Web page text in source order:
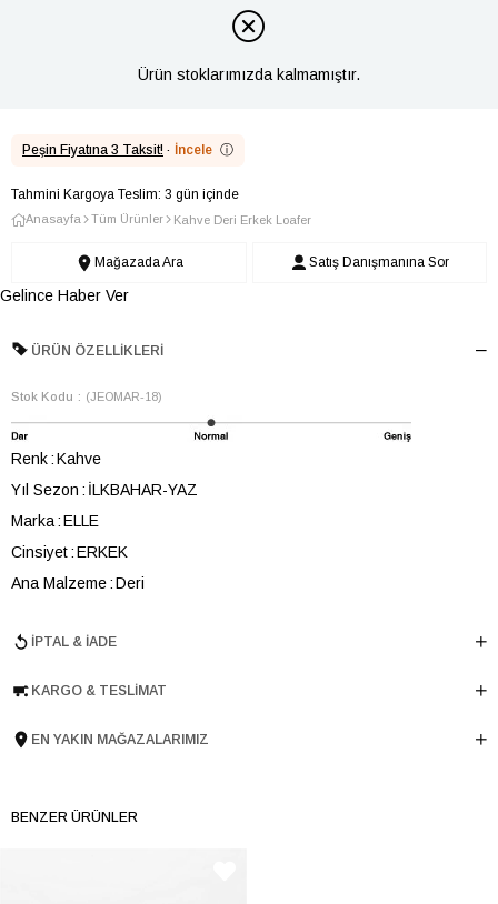
Ürün stoklarımızda kalmamıştır.
Peşin Fiyatına 3 Taksit! · İncele ⓘ
Tahmini Kargoya Teslim: 3 gün içinde
Anasayfa Tüm Ürünler Kahve Deri Erkek Loafer
Mağazada Ara Satış Danışmanına Sor
Gelince Haber Ver
ÜRÜN ÖZELLIKLERI
Stok Kodu (JEOMAR-18)
Renk Kahve
Yıl Sezon
İLKBAHAR-YAZ
Marka ELLE
Cinsiyet ERKEK
Ana Malzeme Deri
Topuk Boyu 2.5 cm
Taban Yüksekliği 2.5 cm
İPTAL & İADE
KARGO & TESLIMAT
EN YAKIN MAĞAZALARIMIZ
BENZER ÜRÜNLER